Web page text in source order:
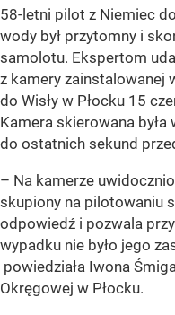
58-letni pilot z Niemiec
wody był przytomny i
samolotu. Ekspertom
z kamery zainstalowanej
do Wisły w Płocku 15
Kamera skierowana była
do ostatnich sekund
– Na kamerze
skupiony na pilotowaniu
odpowiedź i pozwala
wypadku nie było jego
powiedziała Iwona
Okręgowej w Płocku.